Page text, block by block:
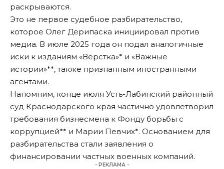
раскрываются.
Это не первое судебное разбирательство,
которое Олег Дерипаска инициировал против
медиа. В июле 2025 года он подал аналогичные
иски к изданиям «Вёрстка»* и «Важные
истории»**, также признанным иностранными
агентами.
Напомним, конце июля Усть-Лабинский районный
суд Краснодарского края частично удовлетворил
требования бизнесмена к Фонду борьбы с
коррупцией** и Марии Певчих*. Основанием для
разбирательства стали заявления о
финансировании частных военных компаний.
- РЕКЛАМА -